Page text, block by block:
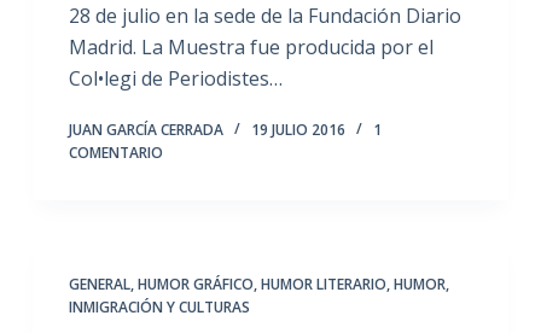
28 de julio en la sede de la Fundación Diario
Madrid. La Muestra fue producida por el
Col•legi de Periodistes…
JUAN GARCÍA CERRADA 19 JULIO 2016
1
COMENTARIO
GENERAL,HUMOR GRÁFICO,HUMOR LITERARIO,HUMOR,
INMIGRACIÓN Y CULTURAS